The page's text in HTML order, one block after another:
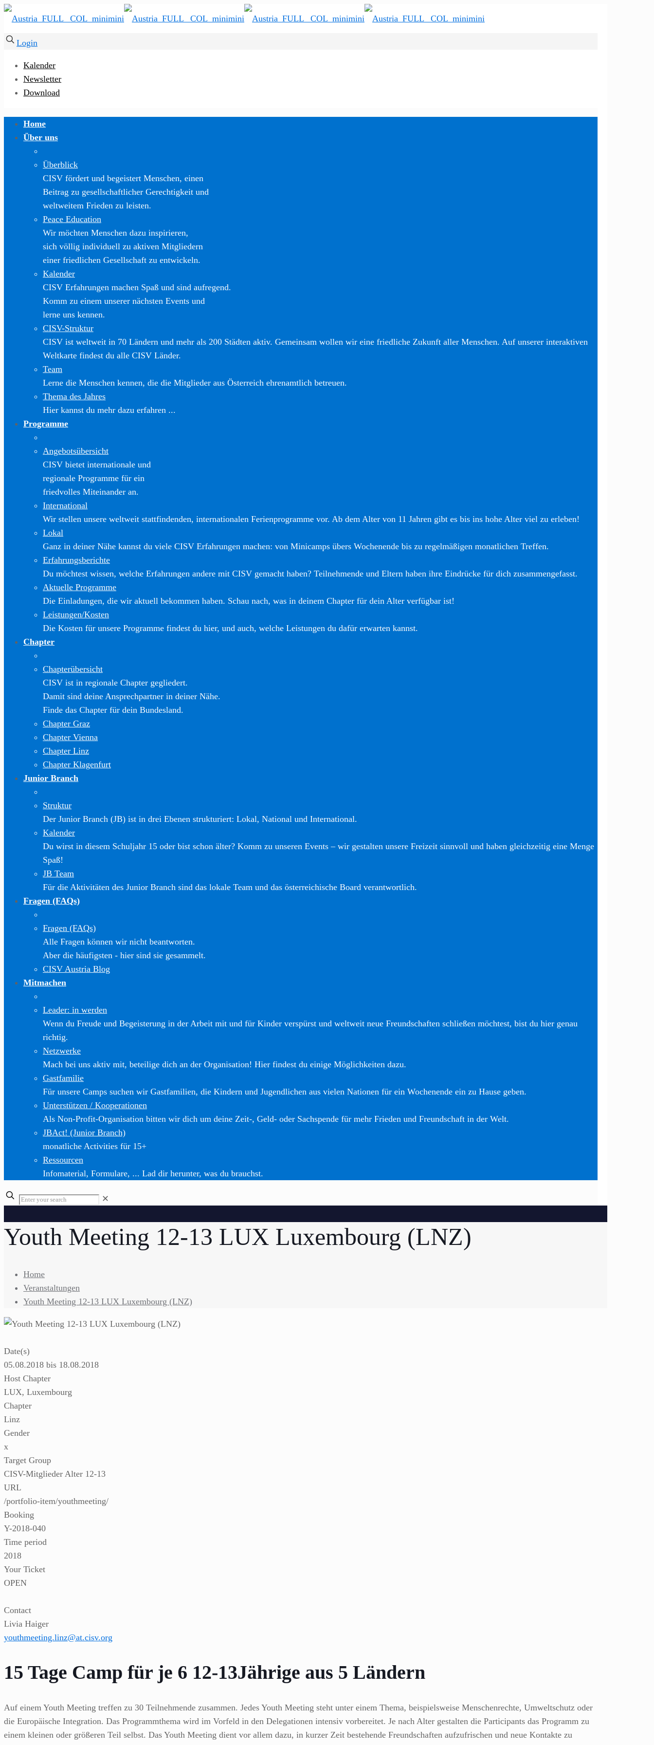
Login
Kalender
Newsletter
Download
Home
Über uns
Überblick
CISV fördert und begeistert Menschen, einen
Beitrag zu gesellschaftlicher Gerechtigkeit und
weltweitem Frieden zu leisten.
Peace Education
Wir möchten Menschen dazu inspirieren,
sich völlig individuell zu aktiven Mitgliedern
einer friedlichen Gesellschaft zu entwickeln.
Kalender
CISV Erfahrungen machen Spaß und sind aufregend.
Komm zu einem unserer nächsten Events und
lerne uns kennen.
CISV-Struktur
CISV ist weltweit in 70 Ländern und mehr als 200 Städten aktiv. Gemeinsam wollen wir eine friedliche Zukunft aller Menschen. Auf unserer interaktiven
Weltkarte findest du alle CISV Länder.
Team
Lerne die Menschen kennen, die die Mitglieder aus Österreich ehrenamtlich betreuen.
Thema des Jahres
Hier kannst du mehr dazu erfahren ...
Programme
Angebotsübersicht
CISV bietet internationale und
regionale Programme für ein
friedvolles Miteinander an.
International
Wir stellen unsere weltweit stattfindenden, internationalen Ferienprogramme vor. Ab dem Alter von 11 Jahren gibt es bis ins hohe Alter viel zu erleben!
Lokal
Ganz in deiner Nähe kannst du viele CISV Erfahrungen machen: von Minicamps übers Wochenende bis zu regelmäßigen monatlichen Treffen.
Erfahrungsberichte
Du möchtest wissen, welche Erfahrungen andere mit CISV gemacht haben? Teilnehmende und Eltern haben ihre Eindrücke für dich zusammengefasst.
Aktuelle Programme
Die Einladungen, die wir aktuell bekommen haben. Schau nach, was in deinem Chapter für dein Alter verfügbar ist!
Leistungen/Kosten
Die Kosten für unsere Programme findest du hier, und auch, welche Leistungen du dafür erwarten kannst.
Chapter
Chapterübersicht
CISV ist in regionale Chapter gegliedert.
Damit sind deine Ansprechpartner in deiner Nähe.
Finde das Chapter für dein Bundesland.
Chapter Graz
Chapter Vienna
Chapter Linz
Chapter Klagenfurt
Junior Branch
Struktur
Der Junior Branch (JB) ist in drei Ebenen strukturiert: Lokal, National und International.
Kalender
Du wirst in diesem Schuljahr 15 oder bist schon älter? Komm zu unseren Events – wir gestalten unsere Freizeit sinnvoll und haben gleichzeitig eine Menge
Spaß!
JB Team
Für die Aktivitäten des Junior Branch sind das lokale Team und das österreichische Board verantwortlich.
Fragen (FAQs)
Fragen (FAQs)
Alle Fragen können wir nicht beantworten.
Aber die häufigsten - hier sind sie gesammelt.
CISV Austria Blog
Mitmachen
Leader: in werden
Wenn du Freude und Begeisterung in der Arbeit mit und für Kinder verspürst und weltweit neue Freundschaften schließen möchtest, bist du hier genau
richtig.
Netzwerke
Mach bei uns aktiv mit, beteilige dich an der Organisation! Hier findest du einige Möglichkeiten dazu.
Gastfamilie
Für unsere Camps suchen wir Gastfamilien, die Kindern und Jugendlichen aus vielen Nationen für ein Wochenende ein zu Hause geben.
Unterstützen / Kooperationen
Als Non-Profit-Organisation bitten wir dich um deine Zeit-, Geld- oder Sachspende für mehr Frieden und Freundschaft in der Welt.
JBAct! (Junior Branch)
monatliche Activities für 15+
Ressourcen
Infomaterial, Formulare, ... Lad dir herunter, was du brauchst.
✕
Youth Meeting 12-13 LUX Luxembourg (LNZ)
Home
Veranstaltungen
Youth Meeting 12-13 LUX Luxembourg (LNZ)
Date(s)
05.08.2018 bis 18.08.2018
Host Chapter
LUX, Luxembourg
Chapter
Linz
Gender
x
Target Group
CISV-Mitglieder Alter 12-13
URL
/portfolio-item/youthmeeting/
Booking
Y-2018-040
Time period
2018
Your Ticket
OPEN
Contact
Livia Haiger
youthmeeting.linz@at.cisv.org
15 Tage Camp für je 6 12-13Jährige aus 5 Ländern
Auf einem Youth Meeting treffen zu 30 Teilnehmende zusammen. Jedes Youth Meeting steht unter einem Thema, beispielsweise Menschenrechte, Umweltschutz oder
die Europäische Integration. Das Programmthema wird im Vorfeld in den Delegationen intensiv vorbereitet. Je nach Alter gestalten die Participants das Programm zu
einem kleinen oder größeren Teil selbst. Das Youth Meeting dient vor allem dazu, in kurzer Zeit bestehende Freundschaften aufzufrischen und neue Kontakte zu